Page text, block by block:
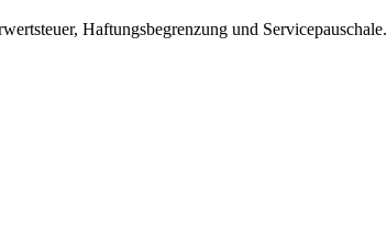
Haftungsbegrenzung und Servicepauschale.